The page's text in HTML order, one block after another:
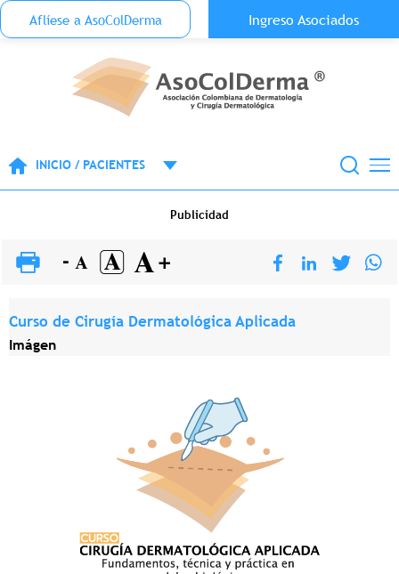
Pasar al contenido principal
Menu Top Anónimo
Aflíese a AsoColDerma Ingreso Asociados
INICIO / PACIENTES
Publicidad
Curso de Cirugía Dermatológica Aplicada
Imágen